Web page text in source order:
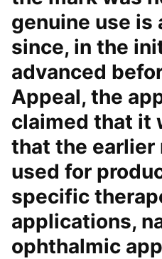
genuine use is
since, in the
advanced
Appeal, the
claimed that it
that the earlier
used for
specific
applications,
ophthalmic